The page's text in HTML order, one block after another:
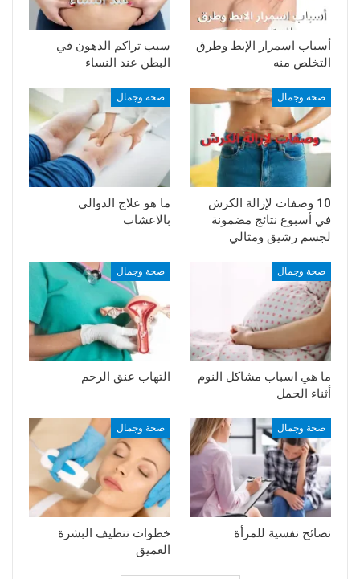
أسباب اسمرار الإبط وطرق
التخلص منه
سبب تراكم الدهون في
البطن عند النساء
صحة وجمال
10 وصفات لإزالة الكرش
في أسبوع نتائج مضمونة
لجسم رشيق ومثالي
صحة وجمال
ما هو علاج الدوالي
بالاعشاب
صحة وجمال
ما هي اسباب مشاكل النوم
أثناء الحمل
صحة وجمال
التهاب عنق الرحم
صحة وجمال
نصائح نفسية للمرأة
صحة وجمال
خطوات تنظيف البشرة
العميق